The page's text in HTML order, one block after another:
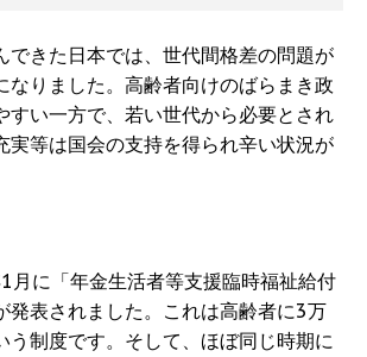
できた日本では、世代間格差の問題が
なりました。高齢者向けのばらまき政
すい一方で、若い世代から必要とされ
実等は国会の支持を得られ辛い状況が
月に「年金生活者等支援臨時福祉給付
発表されました。これは高齢者に3万
う制度です。そして、ほぼ同じ時期に